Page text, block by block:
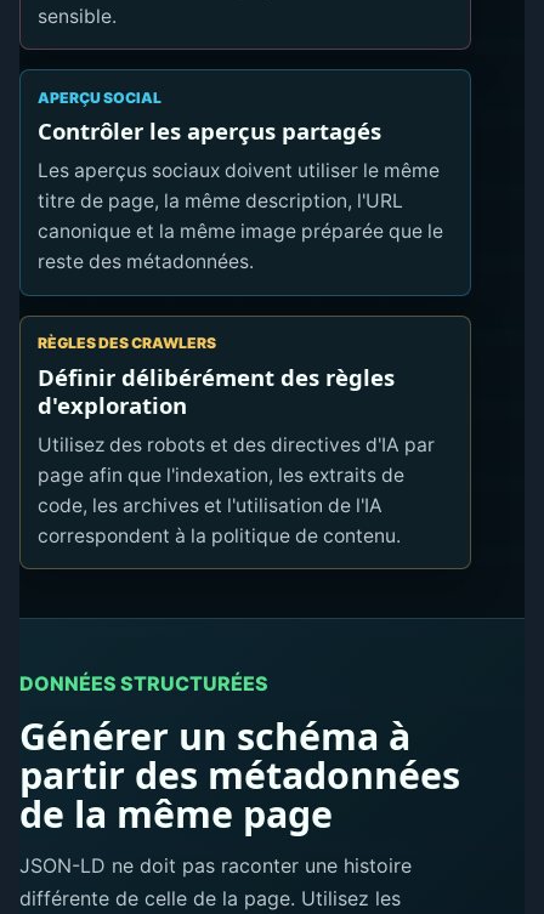
sensible.
APERÇU SOCIAL
Contrôler les aperçus partagés
Les aperçus sociaux doivent utiliser le même
titre de page, la même description, l'URL
canonique et la même image préparée que le
reste des métadonnées.
RÈGLES DES CRAWLERS
Définir délibérément des règles
d'exploration
Utilisez des robots et des directives d'IA par
page afin que l'indexation, les extraits de
code, les archives et l'utilisation de l'IA
correspondent à la politique de contenu.
DONNÉES STRUCTURÉES
Générer un schéma à
partir des métadonnées
de la même page
JSON-LD ne doit pas raconter une histoire
différente de celle de la page. Utilisez les